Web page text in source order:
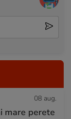
08 aug.
mare perete